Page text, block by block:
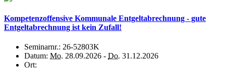
Kompetenzoffensive Kommunale Entgeltabrechnung - gute
Entgeltabrechnung ist kein Zufall!
Seminarnr.: 26-52803K
Datum: Mo. 28.09.2026 - Do. 31.12.2026
Ort: